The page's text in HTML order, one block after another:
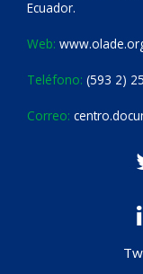
Ecuador.
Web:
Teléfono: (593 2)
Correo: